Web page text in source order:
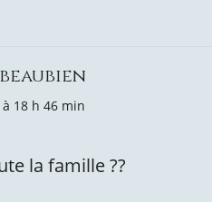
18 h 46 min
la famille ??